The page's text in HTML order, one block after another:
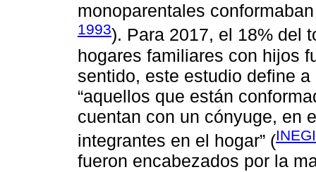
monoparentales
1993). Para 2017, el 18% del
hogares familiares con hijos
sentido, este estudio define
“aquellos que están
cuentan con un cónyuge, en
integrantes en el hogar” (
fueron encabezados por la